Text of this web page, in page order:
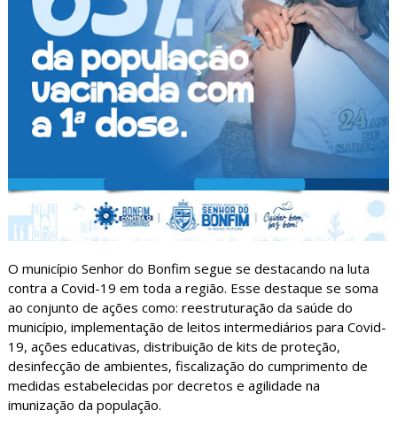
O município Senhor do Bonfim segue se destacando na luta
contra a Covid-19 em toda a região. Esse destaque se soma
ao conjunto de ações como: reestruturação da saúde do
município, implementação de leitos intermediários para Covid-
19, ações educativas, distribuição de kits de proteção,
desinfecção de ambientes, fiscalização do cumprimento de
medidas estabelecidas por decretos e agilidade na
imunização da população.